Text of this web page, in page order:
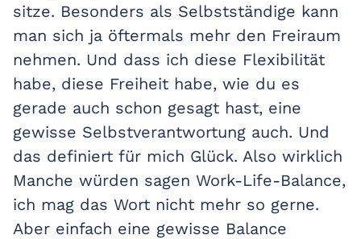
sitze. Besonders als Selbstständige kann
man sich ja öftermals mehr den Freiraum
nehmen. Und dass ich diese Flexibilität
habe, diese Freiheit habe, wie du es
gerade auch schon gesagt hast, eine
gewisse Selbstverantwortung auch. Und
das definiert für mich Glück. Also wirklich
Manche würden sagen Work-Life-Balance,
ich mag das Wort nicht mehr so gerne.
Aber einfach eine gewisse Balance